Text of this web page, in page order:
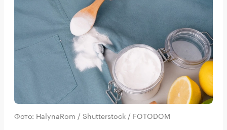
Фото: HalynaRom / Shutterstock / FOTODOM